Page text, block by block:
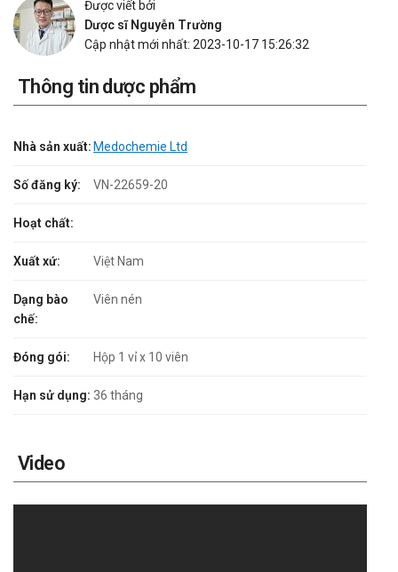
Được viết bởi
Dược sĩ Nguyễn Trường
Cập nhật mới nhất: 2023-10-17 15:26:32
Thông tin dược phẩm
Nhà sản xuất: Medochemie Ltd
Số đăng ký: VN-22659-20
Hoạt chất:
Xuất xứ: Việt Nam
Dạng bào
chế:
Viên nén
Đóng gói: Hộp 1 vỉ x 10 viên
Hạn sử dụng: 36 tháng
Video